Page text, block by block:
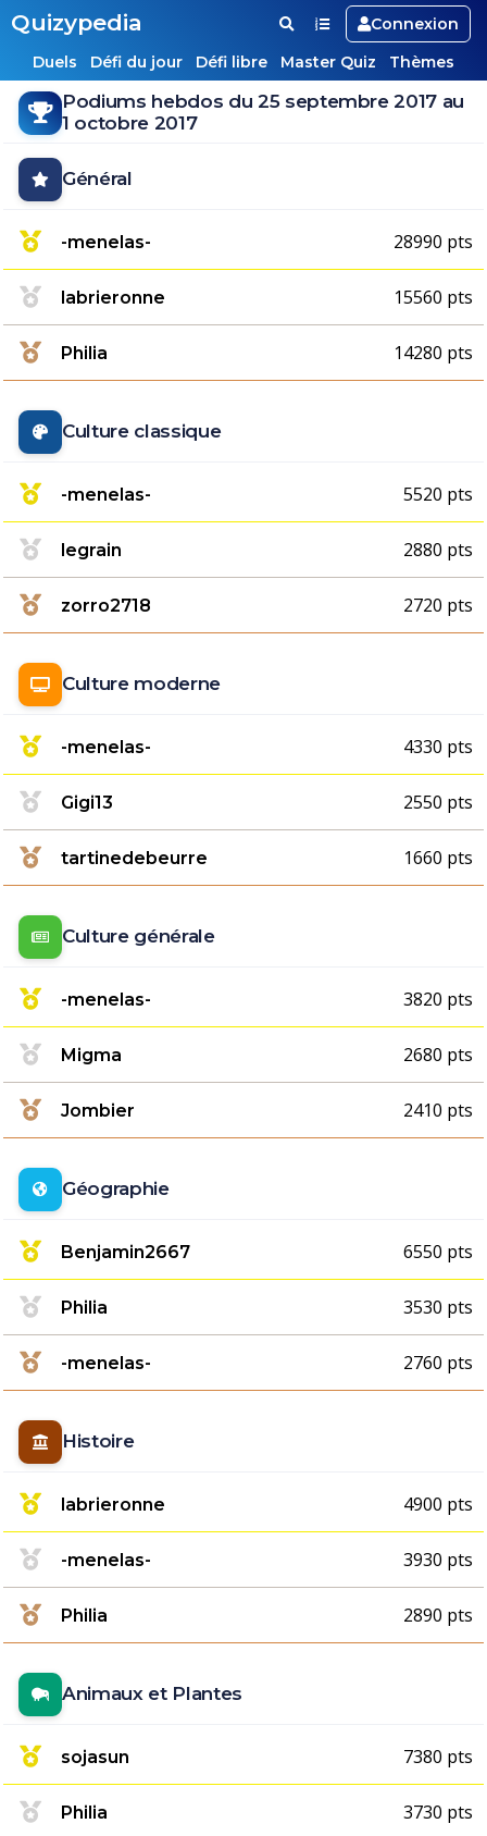
Quizypedia
Connexion
Duels
Défi du jour Défi libre Master Quiz Thèmes
Podiums hebdos du 25 septembre 2017 au
1 octobre 2017
Général
-menelas- 28990 pts
labrieronne 15560 pts
Philia 14280 pts
Culture classique
-menelas- 5520 pts
legrain 2880 pts
zorro2718 2720 pts
Culture moderne
-menelas- 4330 pts
Gigi13 2550 pts
tartinedebeurre 1660 pts
Culture générale
-menelas- 3820 pts
Migma 2680 pts
Jombier 2410 pts
Géographie
Benjamin2667 6550 pts
Philia 3530 pts
-menelas- 2760 pts
Histoire
labrieronne 4900 pts
-menelas- 3930 pts
Philia 2890 pts
Animaux et Plantes
sojasun 7380 pts
Philia 3730 pts